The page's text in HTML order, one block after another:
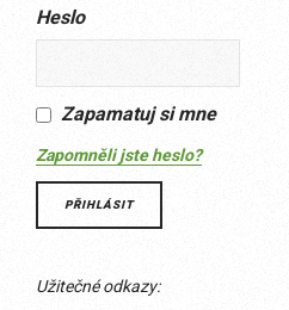
Heslo
Zapamatuj si mne
Zapomněli jste heslo?
Užitečné odkazy: